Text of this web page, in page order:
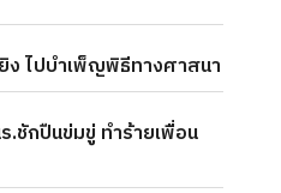
ง ไปบำเพ็ญพิธีทางศาสนา
.ชักปืนข่มขู่ ทำร้ายเพื่อน